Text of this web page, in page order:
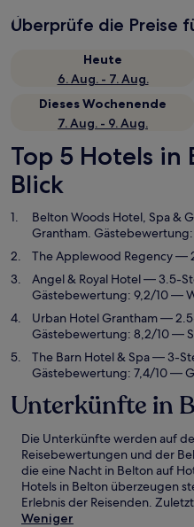
Überprüfe die Preise
Heute
6. Aug. - 7. Aug.
Dieses Wochenende
7. Aug. - 9. Aug.
Top 5 Hotels in
Blick
Belton Woods Hotel, Spa &
Grantham.
The Applewood Regency—
Angel & Royal Hotel— 3.5-
Gästebewertung: 9,2/10 —
Urban Hotel Grantham—
Gästebewertung: 8,2/10 —
The Barn Hotel & Spa— 3-
Gästebewertung: 7,4/10 —
Unterkünfte in
Die Unterkünfte werden auf
Reisebewertungen und der
die eine Nacht in Belton auf
Hotels in Belton überzeugen
Erlebnis der Reisenden.
Weniger